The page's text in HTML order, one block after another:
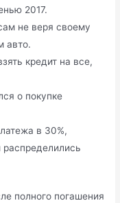
2017.
не веря своему
авто.
кредит на все,
о покупке
в 30%,
полного погашения